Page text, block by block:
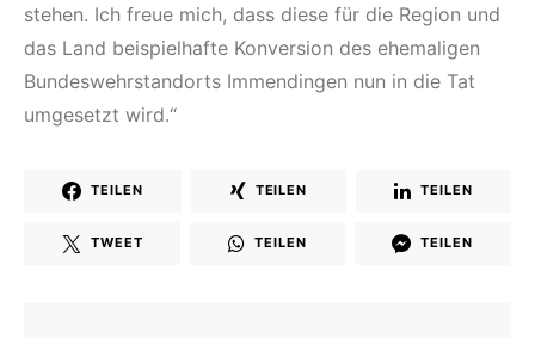
stehen. Ich freue mich, dass diese für die Region und
das Land beispielhafte Konversion des ehemaligen
Bundeswehrstandorts Immendingen nun in die Tat
umgesetzt wird.“
TEILEN TEILEN TEILEN
TWEET TEILEN TEILEN